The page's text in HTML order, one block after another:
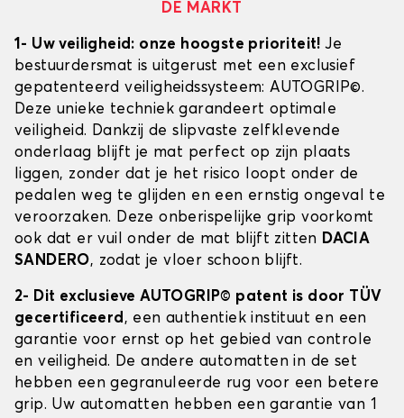
DE MARKT
1- Uw veiligheid: onze hoogste prioriteit!Je
bestuurdersmat is uitgerust met een exclusief
gepatenteerd veiligheidssysteem: AUTOGRIP©.
Deze unieke techniek garandeert optimale
veiligheid. Dankzij de slipvaste zelfklevende
onderlaag blijft je mat perfect op zijn plaats
liggen, zonder dat je het risico loopt onder de
pedalen weg te glijden en een ernstig ongeval te
veroorzaken. Deze onberispelijke grip voorkomt
ook dat er vuil onder de mat blijft zitten DACIA
SANDERO, zodat je vloer schoon blijft.
2- Dit exclusieve AUTOGRIP© patent is door TÜV
gecertificeerd, een authentiek instituut en een
garantie voor ernst op het gebied van controle
en veiligheid. De andere automatten in de set
hebben een gegranuleerde rug voor een betere
grip. Uw automatten hebben een garantie van 1